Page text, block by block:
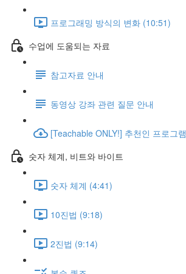
프로그래밍 방식의 변화 (10:51)
수업에 도움되는 자료
참고자료 안내
동영상 강좌 관련 질문 안내
[Teachable ONLY!] 추천인 프로그램
숫자 체계, 비트와 바이트
숫자 체계 (4:41)
10진법 (9:18)
2진법 (9:14)